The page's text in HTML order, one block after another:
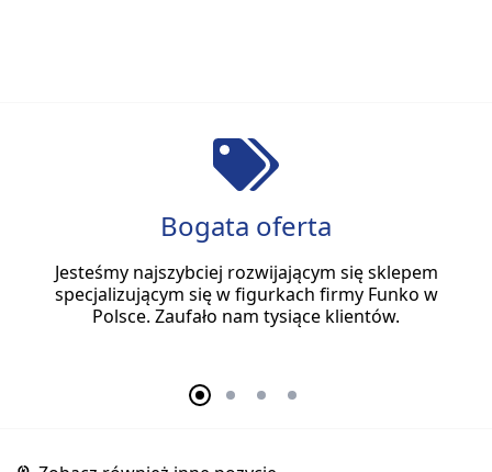
Bogata oferta
Jesteśmy najszybciej rozwijającym się sklepem
specjalizującym się w figurkach firmy Funko w
Polsce. Zaufało nam tysiące klientów.